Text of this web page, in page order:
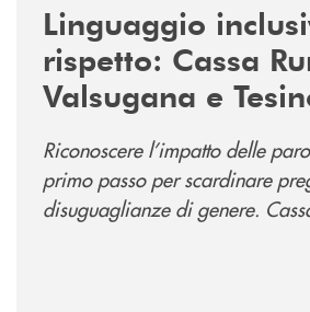
Linguaggio
rispetto: Cassa
Valsugana e
promuove la
“Tolleranza Zero”
Riconoscere l’impatto delle
primo passo per scardinare
disuguaglianze di genere.
valori e influenzi direttamente